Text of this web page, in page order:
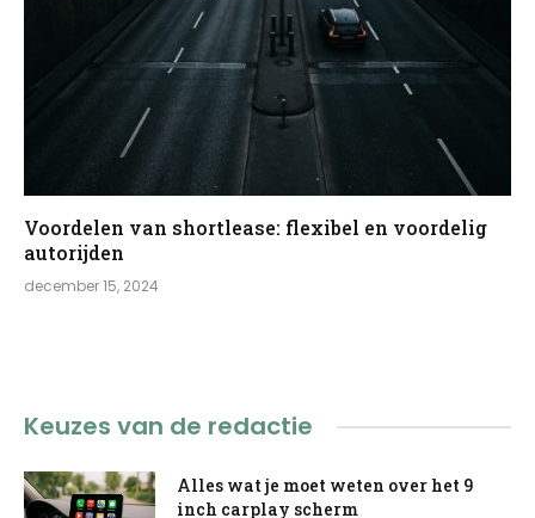
Voordelen van shortlease: flexibel en voordelig
autorijden
december 15, 2024
Keuzes van de redactie
Alles wat je moet weten over het 9
inch carplay scherm